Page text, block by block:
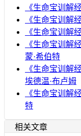
《生命宝训
《生命宝训解
《生命宝训解
《生命宝训
蒙·希伯特
《生命宝训
埃德温·布卢姆
《生命宝训解
特
相关文章